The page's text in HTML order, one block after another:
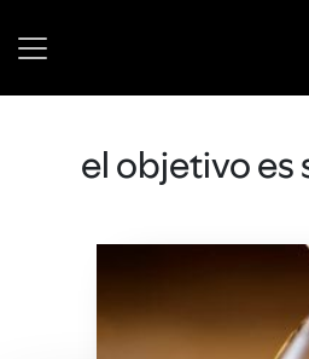
el objetivo es